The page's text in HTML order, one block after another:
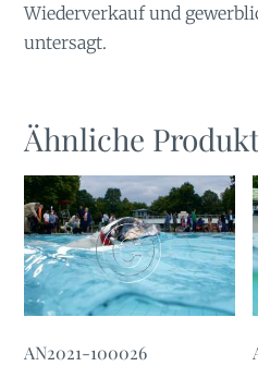
Wiederverkauf und
untersagt.
Ähnliche
AN2021-100026